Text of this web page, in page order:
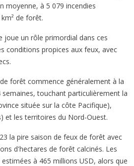
moyenne, à 5 079 incendies
de forêt.
joue un rôle primordial dans ces
conditions propices aux feux, avec
forêt commence généralement à la
touchant particulièrement la
située sur la côte Pacifique),
et les territoires du Nord-Ouest.
la pire saison de feux de forêt avec
d'hectares de forêt calcinés. Les
à 465 millions USD, alors que